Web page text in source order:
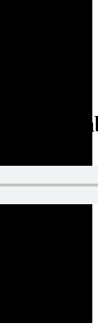
man es